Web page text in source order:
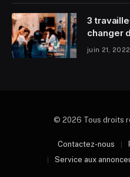
3
changer
juin 21, 2022
© 2026 Tous droits
Contactez-nous
Service aux